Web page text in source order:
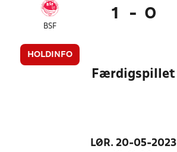
BSF
HOLDINFO
1 - 0
Færdigspillet
LØR. 20-05-2023